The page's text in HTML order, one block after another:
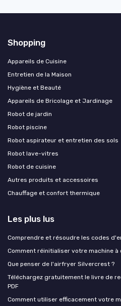
Shopping
Appareils de Cuisine
Entretien de la Maison
Hygiène et Beauté
Appareils de Bricolage et Jardinage
Robot de jardin
Robot piscine
Robot aspirateur et entretien des sols
Robot lave-vitres
Robot de cuisine
Autres produits et accessoires
Chauffage et confort thermique
Les plus lus
Comprendre et résoudre les codes
Comment réinitialiser votre machine à
Que penser de l'airfryer Silvercrest ?
Téléchargez gratuitement le livre de
PDF
Comment utiliser efficacement votre